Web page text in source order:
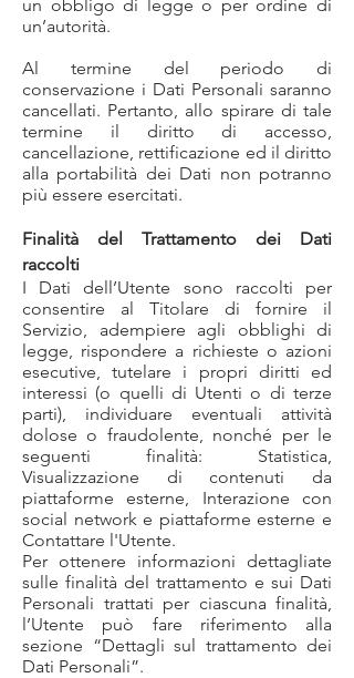
un obbligo di legge o per ordine di
un’autorità.
Al termine del periodo di
conservazione i Dati Personali saranno
cancellati. Pertanto, allo spirare di tale
termine il diritto di accesso,
cancellazione, rettificazione ed il diritto
alla portabilità dei Dati non potranno
più essere esercitati.
Finalità del Trattamento dei Dati
raccolti
I Dati dell’Utente sono raccolti per
consentire al Titolare di fornire il
Servizio, adempiere agli obblighi di
legge, rispondere a richieste o azioni
esecutive, tutelare i propri diritti ed
interessi (o quelli di Utenti o di terze
parti), individuare eventuali attività
dolose o fraudolente, nonché per le
seguenti finalità: Statistica,
Visualizzazione di contenuti da
piattaforme esterne, Interazione con
social network e piattaforme esterne e
Contattare l'Utente.
Per ottenere informazioni dettagliate
sulle finalità del trattamento e sui Dati
Personali trattati per ciascuna finalità,
l’Utente può fare riferimento alla
sezione “Dettagli sul trattamento dei
Dati Personali”.